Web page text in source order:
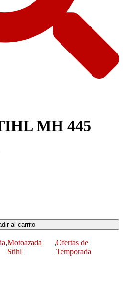
MH 445
al carrito
,Motoazada
Stihl
,Ofertas de
Temporada